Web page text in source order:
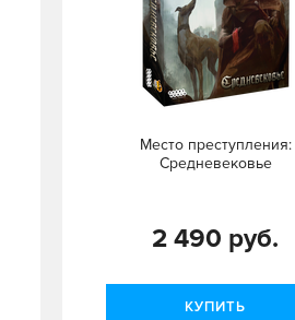
Место преступления:
Средневековье
2 490 руб.
КУПИТЬ